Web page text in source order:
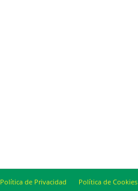
Política de Privacidad Política de Cookies